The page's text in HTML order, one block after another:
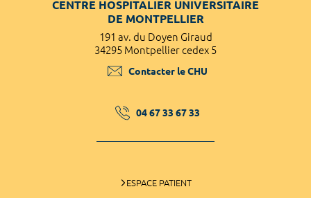
CENTRE HOSPITALIER UNIVERSITAIRE
DE MONTPELLIER
191 av. du Doyen Giraud
34295 Montpellier cedex 5
Contacter le CHU
04 67 33 67 33
ESPACE PATIENT